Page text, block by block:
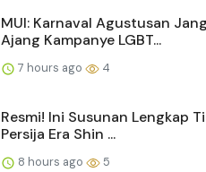
MUI: Karnaval Agustusan
Ajang Kampanye LGBT...
7 hours ago 4
Resmi! Ini Susunan Lengkap
Persija Era Shin ...
8 hours ago 5